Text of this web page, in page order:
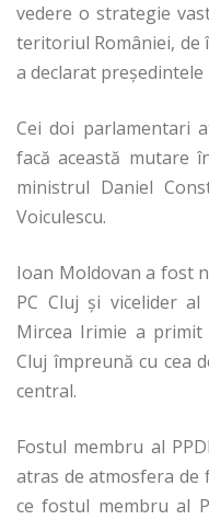
vedere o strategie
teritoriul României,
a declarat președintele
Cei doi parlamentari
facă această mutare
ministrul Daniel
Voiculescu.
Ioan Moldovan a fost
PC Cluj și vicelider
Mircea Irimie a primit
Cluj împreună cu cea
central.
Fostul membru al
atras de atmosfera de
ce fostul membru al